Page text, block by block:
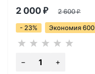
2 000 ₽ 2 600₽
- 23% Экономия 600